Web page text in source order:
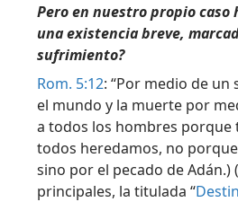
Pero en nuestro propio caso
una existencia breve,
sufrimiento?
Rom. 5:12: “Por medio de
el mundo y la muerte por
a todos los hombres porque
todos heredamos, no
sino por el pecado de Adán.)
principales, la titulada “